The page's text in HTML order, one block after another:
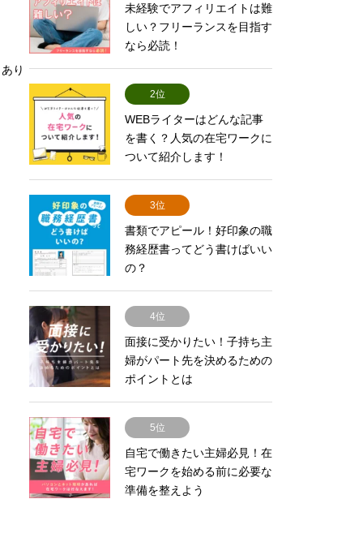
り
未経験でアフィリエイトは難
しい？フリーランスを目指す
なら必読！
2位
WEBライターはどんな記事
を書く？人気の在宅ワークに
ついて紹介します！
3位
書類でアピール！好印象の職
務経歴書ってどう書けばいい
の？
4位
面接に受かりたい！子持ち主
婦がパート先を決めるための
ポイントとは
5位
自宅で働きたい主婦必見！在
宅ワークを始める前に必要な
準備を整えよう